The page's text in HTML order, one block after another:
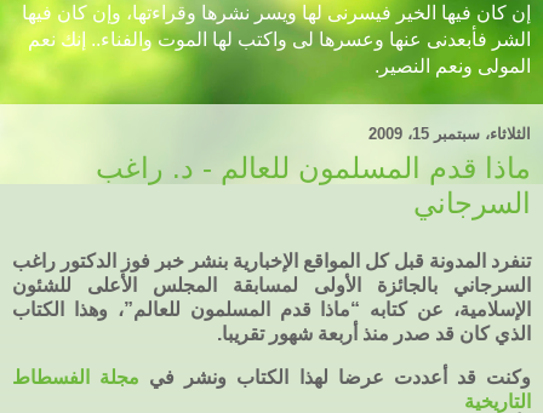
إن كان فيها الخير فيسرنى لها ويسر نشرها وقراءتها، وإن كان فيها
الشر فأبعدنى عنها وعسرها لى واكتب لها الموت والفناء.. إنك نعم
المولى ونعم النصير.
الثلاثاء، سبتمبر 15، 2009
ماذا قدم المسلمون للعالم - د. راغب
السرجاني
تنفرد المدونة قبل كل المواقع الإخبارية بنشر خبر فوز الدكتور راغب
السرجاني بالجائزة الأولى لمسابقة المجلس الأعلى للشئون
الإسلامية، عن كتابه “ماذا قدم المسلمون للعالم”، وهذا الكتاب
الذي كان قد صدر منذ أربعة شهور تقريبا.
وكنت قد أعددت عرضا لهذا الكتاب ونشر في مجلة الفسطاط
التاريخية